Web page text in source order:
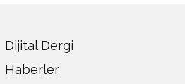
Dijital Dergi
Haberler